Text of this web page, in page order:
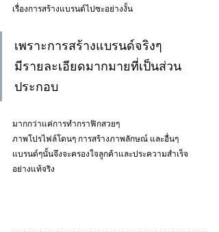
เรื่องการสร้างแบรนด์ไปซะอย่างงั้น
เพราะการสร้างแบรนด์จริงๆ
มีรายละเอียดมากมายที่เป็นส่วน
ประกอบ
มากกว่าแค่การทำกราฟิกสวยๆ
ภาพโปรไฟล์โดนๆ การสร้างภาพลักษณ์ และอื่นๆ
แบรนด์ๆนั้นจึงจะครองใจลูกค้าและประความสำเร็จ
อย่างแท้จริง